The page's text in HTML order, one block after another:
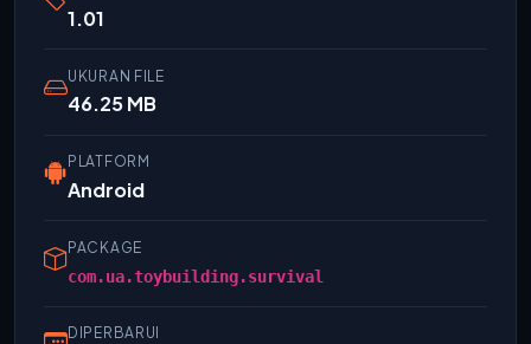
1.01
UKURAN FILE
46.25 MB
PLATFORM
Android
PACKAGE
com.ua.toybuilding.survival
DIPERBARUI